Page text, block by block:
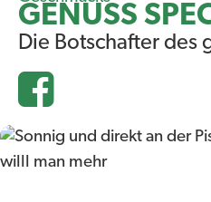
GENUSS
Die Botschafter des